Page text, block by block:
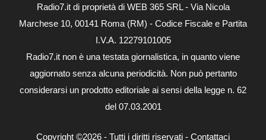
Radio7.it di proprietà di WEB 365 SRL - Via Nicola
Marchese 10, 00141 Roma (RM) - Codice Fiscale e Partita
I.V.A. 12279101005
Radio7.it non è una testata giornalistica, in quanto viene
aggiornato senza alcuna periodicità. Non può pertanto
considerarsi un prodotto editoriale ai sensi della legge n. 62
del 07.03.2001
Copyright ©2026 - Tutti i diritti riservati - Contattaci